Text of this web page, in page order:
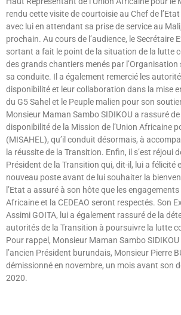
rendu cette visite de courtoisie au Chef de
avec lui en attendant sa prise de service au
prochain. Au cours de l’audience, le Secrétaire
sortant a fait le point de la situation de la lutte
des grands chantiers menés par l’Organisation
sa conduite. Il a également remercié les
disponibilité et leur collaboration dans la mise
du G5 Sahel et le Peuple malien pour son
Monsieur Maman Sambo SIDIKOU a rassuré
disponibilité de la Mission de l’Union Africaine
(MISAHEL), qu’il conduit désormais, à
la réussite de la Transition. Enfin, il s’est réjoui
Président de la Transition qui, dit-il, lui a félicité
nouveau poste avant de lui souhaiter la
l’Etat a assuré à son hôte que les engagements
Africaine et la CEDEAO seront respectés. Son
Assimi GOITA, lui a également rassuré de la
autorités de la Transition à poursuivre la lutte
Pour rappel, Monsieur Maman Sambo
l’ancien Président burundais, Monsieur Pierre
démissionné en novembre, un mois avant son
2020.